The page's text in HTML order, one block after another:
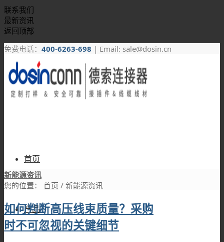
联系我们
最新资讯
返回顶部
免费电话： 400-6263-698 | Email: sale@dosin.cn
首页
产品
新能源资讯
您的位置：
首页 / 新能源资讯
如何判断高压线束质量？采购
时不可忽视的关键细节